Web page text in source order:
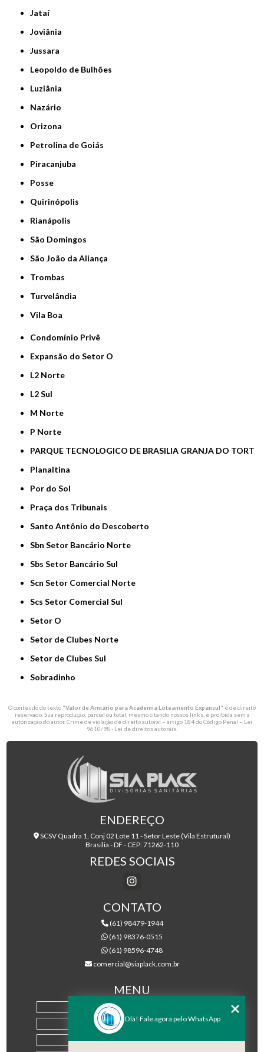
Jataí
Joviânia
Jussara
Leopoldo de Bulhões
Luziânia
Nazário
Orizona
Petrolina de Goiás
Piracanjuba
Posse
Quirinópolis
Rianápolis
São Domingos
São João da Aliança
Trombas
Turvelândia
Vila Boa
Condomínio Privê
Expansão do Setor O
L2 Norte
L2 Sul
M Norte
P Norte
PARQUE TECNOLOGICO DE BRASILIA GRANJA DO TORT
Planaltina
Por do Sol
Praça dos Tribunais
Santo Antônio do Descoberto
Sbn Setor Bancário Norte
Sbs Setor Bancário Sul
Scn Setor Comercial Norte
Scs Setor Comercial Sul
Setor O
Setor de Clubes Norte
Setor de Clubes Sul
Sobradinho
O conteúdo do texto "Valor de Armário para Academia Loteamento Expansul" é de direito
reservado. Sua reprodução, parcial ou total, mesmo citando nossos links, é proibida sem a
autorização do autor. Crime de violação de direito autoral – artigo 184 do Código Penal – Lei
9610/98 - Lei de direitos autorais
ENDEREÇO
SCSV Quadra 1, Conj 02 Lote 11 - Setor Leste (Vila Estrutural)
Brasília - DF - CEP: 71262-110
REDES SOCIAIS
CONTATO
(61) 98479-1944
(61) 98376-0515
(61) 98596-4748
comercial@siaplack.com.br
MENU
EMPRESA
PRODUTOS
Olá! Fale agora pelo WhatsApp